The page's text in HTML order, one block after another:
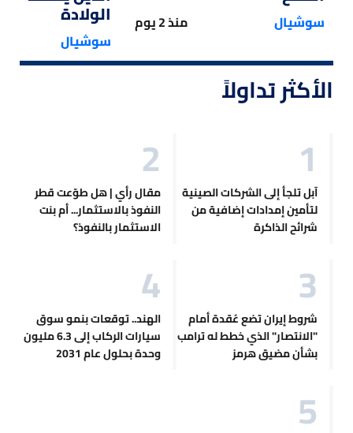
سوشيال منذ 2 يوم الولادة
سوشيال
الأكثر تداولاً
آبل تلجأ إلى الشركات الصينية
لتأمين إمدادات إضافية من
شرائح الذاكرة
مقال رأي | هل طوّعت قطر
النفوذ بالاستثمار... أم بنت
الاستثمار بالنفوذ؟
شروط إيران تضع عُقدة أمام
"الانتصار" الذي خطط له ترامب
بشأن مضيق هرمز
الهند.. توقعات بنمو سوق
سيارات الركاب إلى 6.3 مليون
وحدة بحلول عام 2031